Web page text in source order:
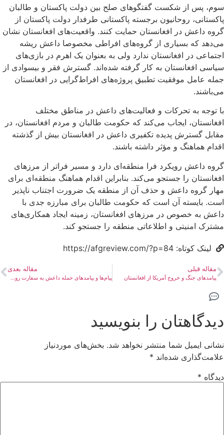
سوم، پس از شکست گفتگوهای صلح بین دولت پاکستان و طالبان
پاکستانی، روحانیون برجسته پاکستانی طرفدار دولت پاکستان از
گروه داعش در افغانستان حمایت کنند. واقعیت‌های افغانستان نشان
می‌دهد که بسیاری از گروه‌های افراطی مخصوصا داعش ریشه
اجتماعی در افغانستان ندارد ولی به بعنوان یک اهرم در بازی‌های
سیاسی افغانستان به کار گرفته شده‌اند. گسترش فقر و بیسوادی از
جمله عامل موفقیت تطبیق پروژه‌های افراط‌گرایی در افغانستان
می‌باشند.
با توجه به تحرکات و فعالیت‌های داعش در مناطق مختلف
افغانستان، ایجاب می‌کند که حکومت طالبان و مردم افغانستان، در
مقابل گسترش پدیده تکفیری داعش در افغانستان بیش از گذشته
اقدام هماهنگ و مؤثر داشته باشند.
گروه داعش رویکرد فرا منطقه‌ای دارد و مسیر فراتر از مرزهای
افغانستان را جستجو می‌کند. بنابراین اقدام هماهنگ منطقه‌ای برای
مهار گروه داعش و حذف آن از منطقه یک ضرورت اجتناب ناپذیر
است. بایسته آن است که حکومت طالبان برای مبارزه جدی با
داعش به خصوص در مرزهای افغانستان، زمینه ایجاد همکاری‌های
مشترک امنیتی و اطلاعاتی منطقه‌ را جستجو کند.
لینک کوتاه: https://afgreview.com/?p=84
مقاله قبلی
پیامدهای جنگ و خروج آمریکا از افغانستان
مقاله بعدی
پیام‌ها و پیامدهای حمله داعش به سفارت روسیه در افغانستان
دیدگاهتان را بنویسید
نشانی ایمیل شما منتشر نخواهد شد. بخش‌های موردنیاز
علامت‌گذاری شده‌اند *
دیدگاه *